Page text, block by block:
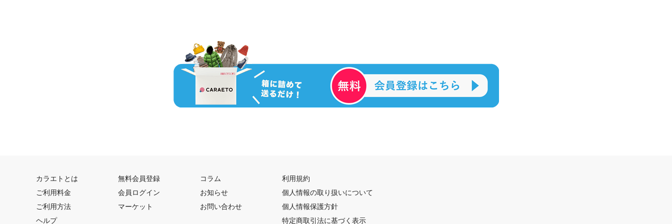
カラエトとは
ご利用料金
ご利用方法
ヘルプ
無料会員登録
会員ログイン
マーケット
コラム
お知らせ
お問い合わせ
利用規約
個人情報の取り扱いについて
個人情報保護方針
特定商取引法に基づく表示